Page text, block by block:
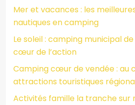
Mer et vacances : les
nautiques en camping
Le soleil : camping municipal
cœur de l’action
Camping cœur de vendée : au
attractions touristiques
Activités famille la tranche sur